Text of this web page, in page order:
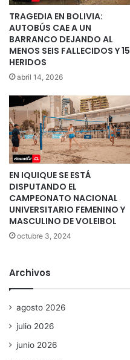
TRAGEDIA EN BOLIVIA:
AUTOBÚS CAE A UN
BARRANCO DEJANDO AL
MENOS SEIS FALLECIDOS Y 15
HERIDOS
abril 14, 2026
EN IQUIQUE SE ESTÁ
DISPUTANDO EL
CAMPEONATO NACIONAL
UNIVERSITARIO FEMENINO Y
MASCULINO DE VOLEIBOL
octubre 3, 2024
Archivos
agosto 2026
julio 2026
junio 2026